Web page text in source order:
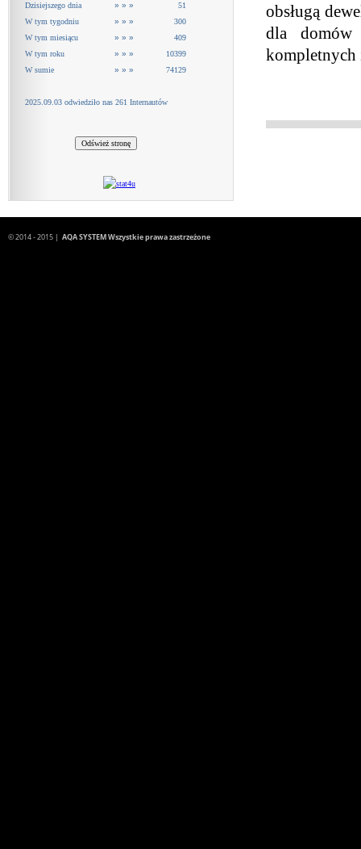
Dzisiejszego dnia
» » »
51
W tym tygodniu
» » »
300
W tym miesiącu
» » »
409
W tym roku
» » »
10399
W sumie
» » » 74129
2025.09.03 odwiedziło nas 261 Internautów
obsługą
dla domów
kompletnych
© 2014 - 2015 | AQA SYSTEM Wszystkie prawa zastrzeżone